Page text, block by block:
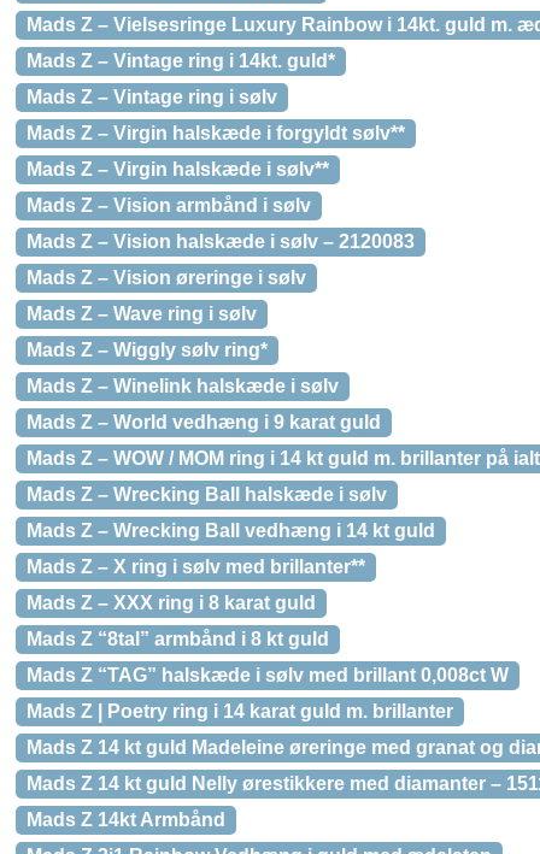
Mads Z – Vielsesringe Luxury Rainbow i 14kt. guld m.
Mads Z – Vintage ring i 14kt. guld*
Mads Z – Vintage ring i sølv
Mads Z – Virgin halskæde i forgyldt sølv**
Mads Z – Virgin halskæde i sølv**
Mads Z – Vision armbånd i sølv
Mads Z – Vision halskæde i sølv – 2120083
Mads Z – Vision øreringe i sølv
Mads Z – Wave ring i sølv
Mads Z – Wiggly sølv ring*
Mads Z – Winelink halskæde i sølv
Mads Z – World vedhæng i 9 karat guld
Mads Z – WOW / MOM ring i 14 kt guld m. brillanter på
Mads Z – Wrecking Ball halskæde i sølv
Mads Z – Wrecking Ball vedhæng i 14 kt guld
Mads Z – X ring i sølv med brillanter**
Mads Z – XXX ring i 8 karat guld
Mads Z “8tal” armbånd i 8 kt guld
Mads Z “TAG” halskæde i sølv med brillant 0,008ct W
Mads Z | Poetry ring i 14 karat guld m. brillanter
Mads Z 14 kt guld Madeleine øreringe med granat og
Mads Z 14 kt guld Nelly ørestikkere med diamanter –
Mads Z 14kt Armbånd